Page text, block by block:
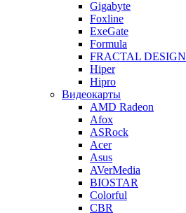
Gigabyte
Foxline
ExeGate
Formula
FRACTAL DESIGN
Hiper
Hipro
Видеокарты
AMD Radeon
Afox
ASRock
Acer
Asus
AVerMedia
BIOSTAR
Colorful
CBR